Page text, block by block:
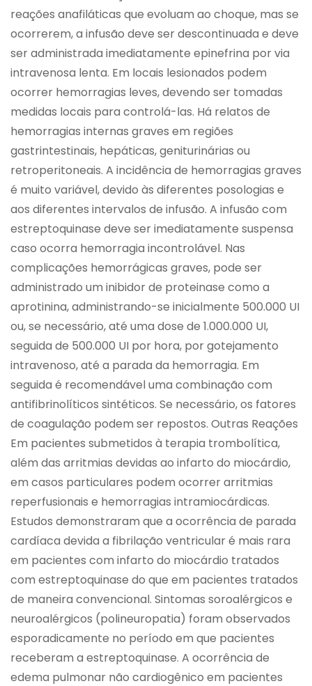
reações anafiláticas que evoluam ao choque, mas se
ocorrerem, a infusão deve ser descontinuada e deve
ser administrada imediatamente epinefrina por via
intravenosa lenta. Em locais lesionados podem
ocorrer hemorragias leves, devendo ser tomadas
medidas locais para controlá-las. Há relatos de
hemorragias internas graves em regiões
gastrintestinais, hepáticas, geniturinárias ou
retroperitoneais. A incidência de hemorragias graves
é muito variável, devido às diferentes posologias e
aos diferentes intervalos de infusão. A infusão com
estreptoquinase deve ser imediatamente suspensa
caso ocorra hemorragia incontrolável. Nas
complicações hemorrágicas graves, pode ser
administrado um inibidor de proteinase como a
aprotinina, administrando-se inicialmente 500.000 UI
ou, se necessário, até uma dose de 1.000.000 UI,
seguida de 500.000 UI por hora, por gotejamento
intravenoso, até a parada da hemorragia. Em
seguida é recomendável uma combinação com
antifibrinolíticos sintéticos. Se necessário, os fatores
de coagulação podem ser repostos. Outras Reações
Em pacientes submetidos à terapia trombolítica,
além das arritmias devidas ao infarto do miocárdio,
em casos particulares podem ocorrer arritmias
reperfusionais e hemorragias intramiocárdicas.
Estudos demonstraram que a ocorrência de parada
cardíaca devida a fibrilação ventricular é mais rara
em pacientes com infarto do miocárdio tratados
com estreptoquinase do que em pacientes tratados
de maneira convencional. Sintomas soroalérgicos e
neuroalérgicos (polineuropatia) foram observados
esporadicamente no período em que pacientes
receberam a estreptoquinase. A ocorrência de
edema pulmonar não cardiogênico em pacientes